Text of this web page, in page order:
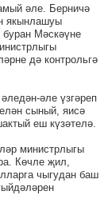
әле. Берничә
якынлашуы
Мәскәүне
дә контрольгә
әле үзгәреп
сыный, яисә
еш күзәтелә.
министрлыгы
Көчле җил,
чыгудан баш